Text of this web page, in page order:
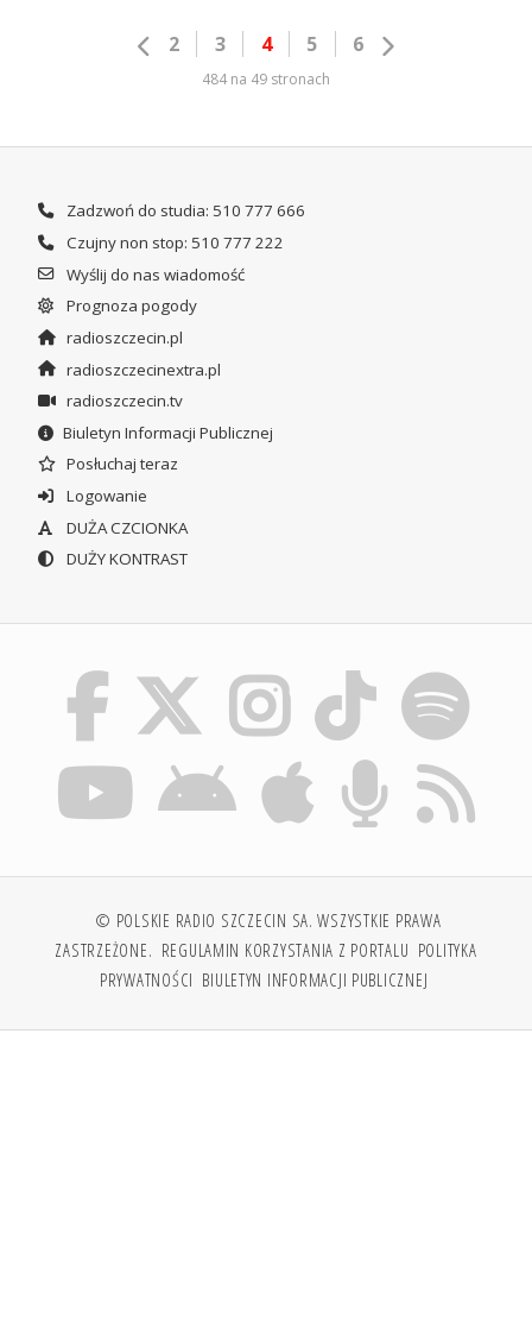
2 3 4 5 6
484 na 49 stronach
Zadzwoń do studia: 510 777 666
Czujny non stop: 510 777 222
Wyślij do nas wiadomość
Prognoza pogody
radioszczecin.pl
radioszczecinextra.pl
radioszczecin.tv
Biuletyn Informacji Publicznej
Posłuchaj teraz
Logowanie
DUŻA CZCIONKA
DUŻY KONTRAST
© POLSKIE RADIO SZCZECIN SA. WSZYSTKIE PRAWA
ZASTRZEŻONE. REGULAMIN KORZYSTANIA Z PORTALU POLITYKA
PRYWATNOŚCI BIULETYN INFORMACJI PUBLICZNEJ